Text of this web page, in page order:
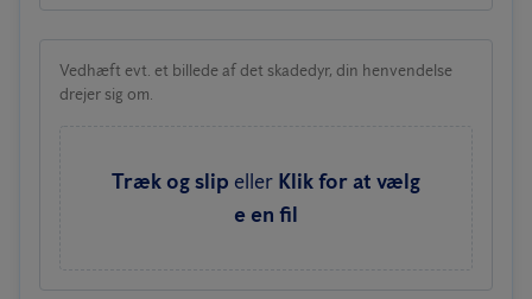
Vedhæft evt. et billede af det skadedyr, din henvendelse
drejer sig om.
Træk og slip eller Klik for at vælg
e en fil